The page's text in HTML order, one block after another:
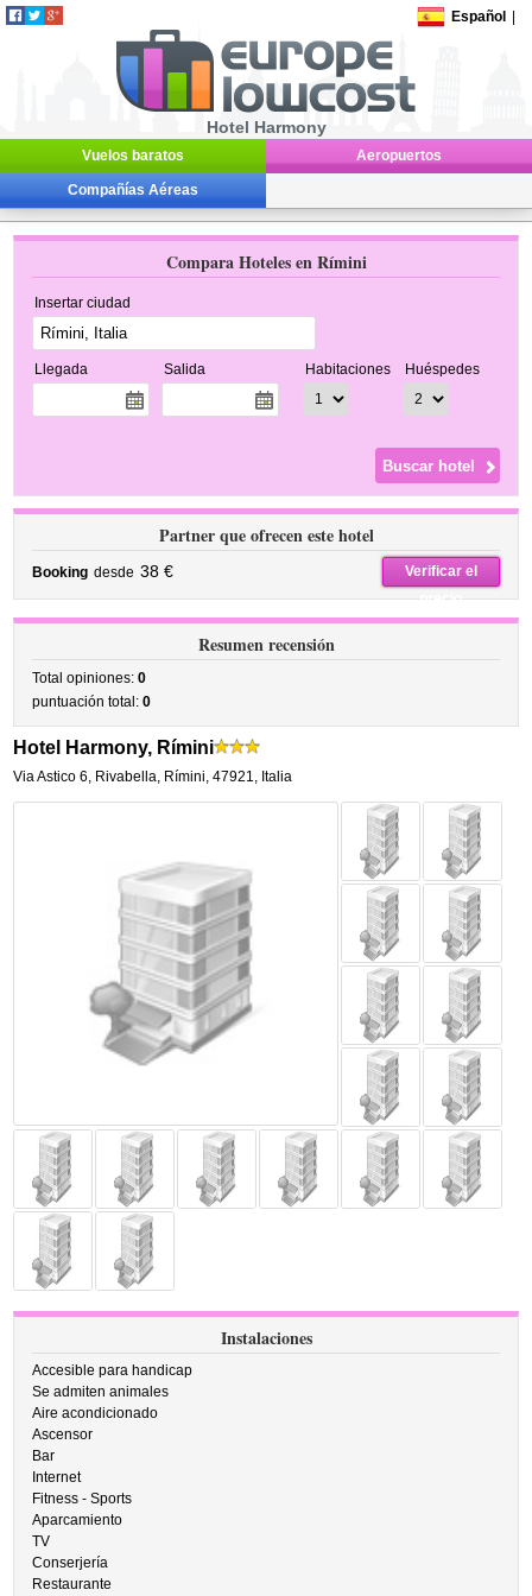
Español
Hotel Harmony
Vuelos baratos Aeropuertos
Compañías Aéreas
Compara Hoteles en Rímini
Insertar ciudad
Llegada Salida Habitaciones Huéspedes
Partner que ofrecen este hotel
Booking desde 38 €
Verificar el
precio
Resumen recensión
Total opiniones:0
puntuación total:0
Hotel Harmony, Rímini
Via Astico 6, Rivabella, Rímini,47921, Italia
Instalaciones
Accesible para handicap
Se admiten animales
Aire acondicionado
Ascensor
Bar
Internet
Fitness - Sports
Aparcamiento
TV
Conserjería
Restaurante